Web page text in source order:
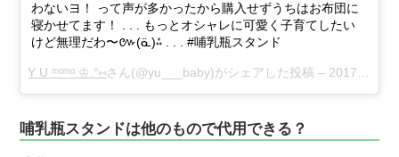
わないヨ！ って声が多かったから購入せずうちはお布団に
寝かせてます！ . . . もっとオシャレに可愛く子育てしたい
けど無理だわ〜៚(ᓏ)⁂ . . . #哺乳瓶スタンド
Y U ᵐᵅᵐᵅ ♔ .°⑅さん(@yu___baby)がシェアした投稿 – 2017年 9月月7日午後11時54分PDT
哺乳瓶スタンドは他のもので代用できる？